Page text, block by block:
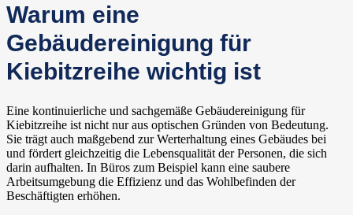
Warum eine
Gebäudereinigung für
Kiebitzreihe wichtig ist
Eine kontinuierliche und sachgemäße Gebäudereinigung für
Kiebitzreihe ist nicht nur aus optischen Gründen von Bedeutung.
Sie trägt auch maßgebend zur Werterhaltung eines Gebäudes bei
und fördert gleichzeitig die Lebensqualität der Personen, die sich
darin aufhalten. In Büros zum Beispiel kann eine saubere
Arbeitsumgebung die Effizienz und das Wohlbefinden der
Beschäftigten erhöhen.